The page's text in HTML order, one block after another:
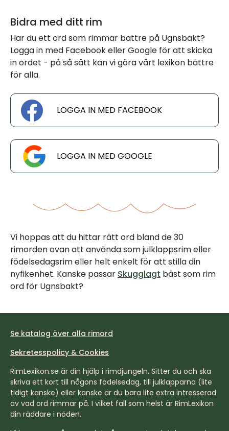
Bidra med ditt rim
Har du ett ord som rimmar bättre på Ugnsbakt?
Logga in med Facebook eller Google för att skicka
in ordet - på så sätt kan vi göra vårt lexikon bättre
för alla.
LOGGA IN MED FACEBOOK
LOGGA IN MED GOOGLE
Vi hoppas att du hittar rätt ord bland de 30
rimorden ovan att använda som julklappsrim eller
födelsedagsrim eller helt enkelt för att stilla din
nyfikenhet. Kanske passar Skugglagt bäst som rim
ord för Ugnsbakt?
Se katalog över alla rimord
Sekretesspolicy & Cookies
RimLexikon.se är din hjälp i rimdjungeln. Sitter du och ska
skriva ett kort till någons födelsedag, till julklapparna (lite
tidigt kanske) eller kanske är du bara lite extra intresserad
av vad ord rimmar på. I vilket fall som helst är RimLexikon
din räddare i nöden.